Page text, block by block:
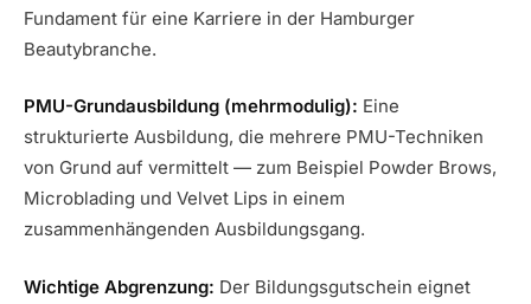
Fundament für eine Karriere in der Hamburger
Beautybranche.
PMU-Grundausbildung (mehrmodulig): Eine
strukturierte Ausbildung, die mehrere PMU-Techniken
von Grund auf vermittelt — zum Beispiel Powder Brows,
Microblading und Velvet Lips in einem
zusammenhängenden Ausbildungsgang.
Wichtige Abgrenzung: Der Bildungsgutschein eignet